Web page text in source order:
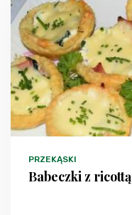
PRZEKĄSKI
Babeczki z ricottą